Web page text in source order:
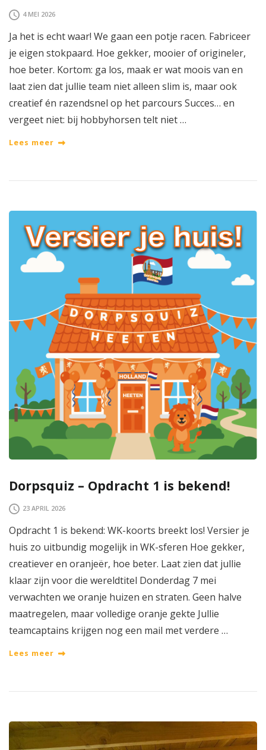
4 MEI 2026
Ja het is echt waar! We gaan een potje racen. Fabriceer
je eigen stokpaard. Hoe gekker, mooier of origineler,
hoe beter. Kortom: ga los, maak er wat moois van en
laat zien dat jullie team niet alleen slim is, maar ook
creatief én razendsnel op het parcours Succes… en
vergeet niet: bij hobbyhorsen telt niet …
Lees meer
Dorpsquiz – Opdracht 1 is bekend!
23 APRIL 2026
Opdracht 1 is bekend: WK-koorts breekt los! Versier je
huis zo uitbundig mogelijk in WK-sferen Hoe gekker,
creatiever en oranjeër, hoe beter. Laat zien dat jullie
klaar zijn voor die wereldtitel Donderdag 7 mei
verwachten we oranje huizen en straten. Geen halve
maatregelen, maar volledige oranje gekte Jullie
teamcaptains krijgen nog een mail met verdere …
Lees meer